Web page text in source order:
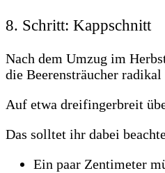
8. Schritt: Kappschnitt
Nach dem Umzug im
die Beerensträucher radikal
Auf etwa dreifingerbreit
Das solltet ihr dabei
Ein paar Zentimeter